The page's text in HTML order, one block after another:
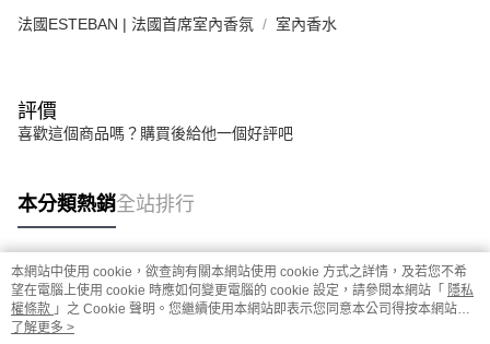
法國ESTEBAN | 法國首席室內香氛 室內香水
評價
喜歡這個商品嗎？購買後給他一個好評吧
本分類熱銷全站排行
熱門標籤
本網站中使用 cookie，欲查詢有關本網站使用 cookie 方式之詳情，及若您不希
望在電腦上使用 cookie 時應如何變更電腦的 cookie 設定，請參閱本網站「 隱私
權條款 」之 Cookie 聲明。您繼續使用本網站即表示您同意本公司得按本網站使
用條款之 Cookie 聲明使用 cookie。
了解更多 >